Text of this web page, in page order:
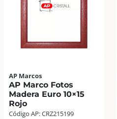
Natural
AP Marcos
AP Marco Fotos
Madera Euro 10×15
Rojo
Código AP: CRZ215199